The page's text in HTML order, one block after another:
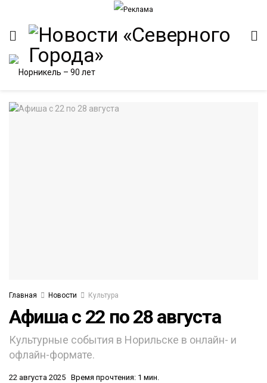
Главная Новости Культура
Афиша c 22 по 28 августа
Культурные события в Норильске в онлайн- и
офлайн-формате.
22 августа 2025 Время прочтения: 1 мин.